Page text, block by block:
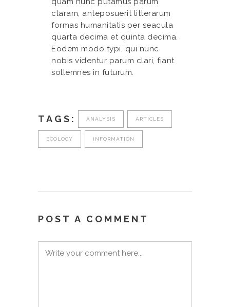
claram, anteposuerit litterarum
formas humanitatis per seacula
quarta decima et quinta decima.
Eodem modo typi, qui nunc
nobis videntur parum clari, fiant
sollemnes in futurum.
TAGS: ANALYSIS ARTICLES
ECOLOGY INFORMATION
POST A COMMENT